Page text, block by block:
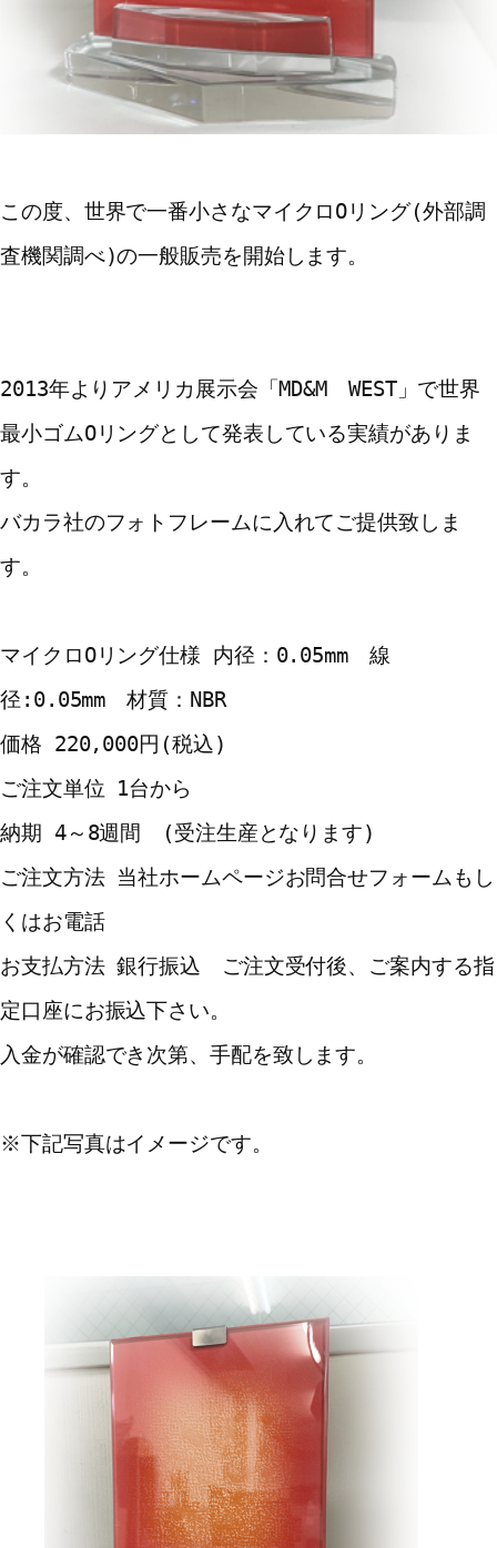
この度、世界で一番小さなマイクロOリング(外部調
査機関調べ)の一般販売を開始します。
2013年よりアメリカ展示会「MD&M　WEST」で世界
最小ゴムOリングとして発表している実績がありま
す。
バカラ社のフォトフレームに入れてご提供致しま
す。
マイクロOリング仕様 内径：0.05mm　線
径:0.05mm　材質：NBR
価格 220,000円(税込)
ご注文単位 1台から
納期 4～8週間　(受注生産となります)
ご注文方法 当社ホームページお問合せフォームもし
くはお電話
お支払方法 銀行振込　ご注文受付後、ご案内する指
定口座にお振込下さい。
入金が確認でき次第、手配を致します。
※下記写真はイメージです。